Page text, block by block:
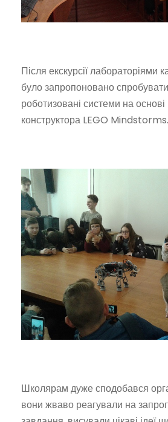
Після екскурсії
було запропоновано
роботизовані системи на
конструктора LEGO Mindstorms.
Школярам дуже сподобався
вони жваво реагували на